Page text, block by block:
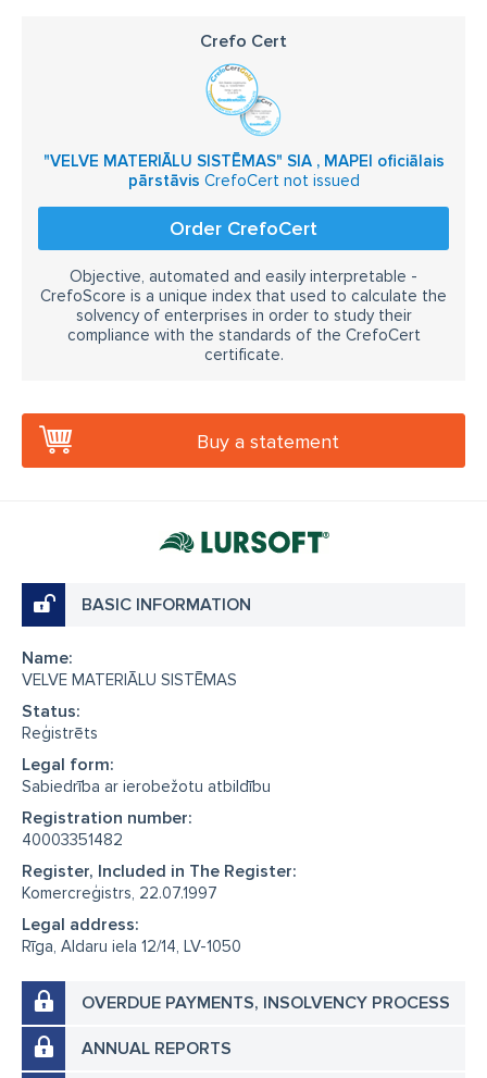
Crefo Cert
"VELVE MATERIĀLU SISTĒMAS" SIA , MAPEI oficiālais
pārstāvis CrefoCert not issued
Order CrefoCert
Objective, automated and easily interpretable -
CrefoScore is a unique index that used to calculate the
solvency of enterprises in order to study their
compliance with the standards of the CrefoCert
certificate.
Buy a statement
BASIC INFORMATION
Name:
VELVE MATERIĀLU SISTĒMAS
Status:
Reģistrēts
Legal form:
Sabiedrība ar ierobežotu atbildību
Registration number:
40003351482
Register, Included in The Register:
Komercreģistrs, 22.07.1997
Legal address:
Rīga, Aldaru iela 12/14, LV-1050
OVERDUE PAYMENTS, INSOLVENCY PROCESS
ANNUAL REPORTS